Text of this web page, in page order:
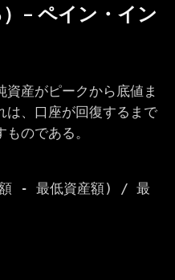
– ペイン・イン
資産がピークから底値ま
は、口座が回復するまで
のである。
額 - 最低資産額) / 最